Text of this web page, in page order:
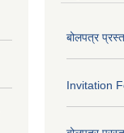
बोलपत्र
Invitation